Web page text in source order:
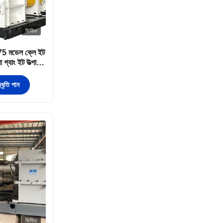
ভিডিও
75 মডেল ক্লে ইট
ইট উত্পাদন
পান
ভিডিও